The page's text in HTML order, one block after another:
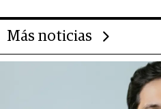
Más noticias